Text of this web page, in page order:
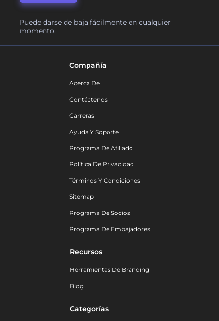
Puede darse de baja fácilmente en cualquier
momento.
Compañía
Acerca De
Contáctenos
Carreras
Ayuda Y Soporte
Programa De Afiliado
Política De Privacidad
Términos Y Condiciones
Sitemap
Programa De Socios
Programa De Embajadores
Recursos
Herramientas De Branding
Blog
Categorías